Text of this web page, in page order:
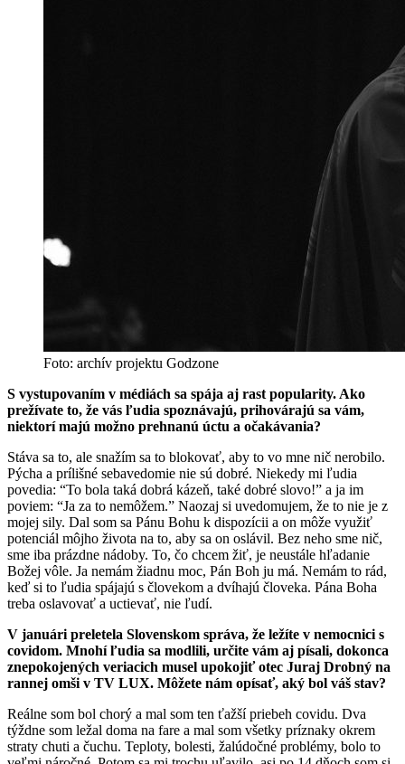
Foto: archív projektu Godzone
S vystupovaním v médiách sa spája aj rast popularity. Ako
prežívate to, že vás ľudia spoznávajú, prihovárajú sa vám,
niektorí majú možno prehnanú úctu a očakávania?
Stáva sa to, ale snažím sa to blokovať, aby to vo mne nič nerobilo.
Pýcha a prílišné sebavedomie nie sú dobré. Niekedy mi ľudia
povedia: “To bola taká dobrá kázeň, také dobré slovo!” a ja im
poviem: “Ja za to nemôžem.” Naozaj si uvedomujem, že to nie je z
mojej sily. Dal som sa Pánu Bohu k dispozícii a on môže využiť
potenciál môjho života na to, aby sa on oslávil. Bez neho sme nič,
sme iba prázdne nádoby. To, čo chcem žiť, je neustále hľadanie
Božej vôle. Ja nemám žiadnu moc, Pán Boh ju má. Nemám to rád,
keď si to ľudia spájajú s človekom a dvíhajú človeka. Pána Boha
treba oslavovať a uctievať, nie ľudí.
V januári preletela Slovenskom správa, že ležíte v nemocnici s
covidom. Mnohí ľudia sa modlili, určite vám aj písali, dokonca
znepokojených veriacich musel upokojiť otec Juraj Drobný na
rannej omši v TV LUX. Môžete nám opísať, aký bol váš stav?
Reálne som bol chorý a mal som ten ťažší priebeh covidu. Dva
týždne som ležal doma na fare a mal som všetky príznaky okrem
straty chuti a čuchu. Teploty, bolesti, žalúdočné problémy, bolo to